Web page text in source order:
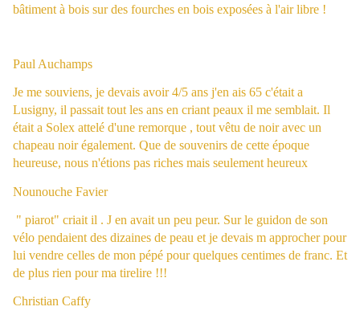
bâtiment à bois sur des fourches en bois exposées à l'air libre !
Paul Auchamps
Je me souviens, je devais avoir 4/5 ans j'en ais 65 c'était a
Lusigny, il passait tout les ans en criant peaux il me semblait. Il
était a Solex attelé d'une remorque , tout vêtu de noir avec un
chapeau noir également. Que de souvenirs de cette époque
heureuse, nous n'étions pas riches mais seulement heureux
Nounouche Favier
" piarot" criait il . J en avait un peu peur. Sur le guidon de son
vélo pendaient des dizaines de peau et je devais m approcher pour
lui vendre celles de mon pépé pour quelques centimes de franc. Et
de plus rien pour ma tirelire !!!
Christian Caffy